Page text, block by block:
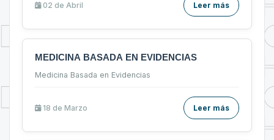
02 de Abril Leer más
MEDICINA BASADA EN EVIDENCIAS
Medicina Basada en Evidencias
18 de Marzo Leer más